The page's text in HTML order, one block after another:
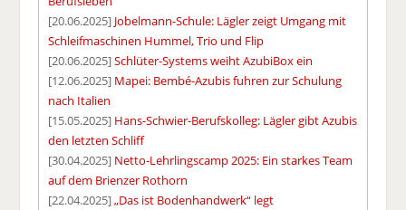
[20.06.2025] Jobelmann-Schule: Lägler zeigt Umgang mit
Schleifmaschinen Hummel, Trio und Flip
[20.06.2025]Schlüter-Systems weiht AzubiBox ein
[12.06.2025] Mapei: Bembé-Azubis fuhren zur Schulung
nach Italien
[15.05.2025] Hans-Schwier-Berufskolleg: Lägler gibt Azubis
den letzten Schliff
[30.04.2025] Netto-Lehrlingscamp 2025: Ein starkes Team
auf dem Brienzer Rothorn
[22.04.2025]„Das ist Bodenhandwerk“ legt